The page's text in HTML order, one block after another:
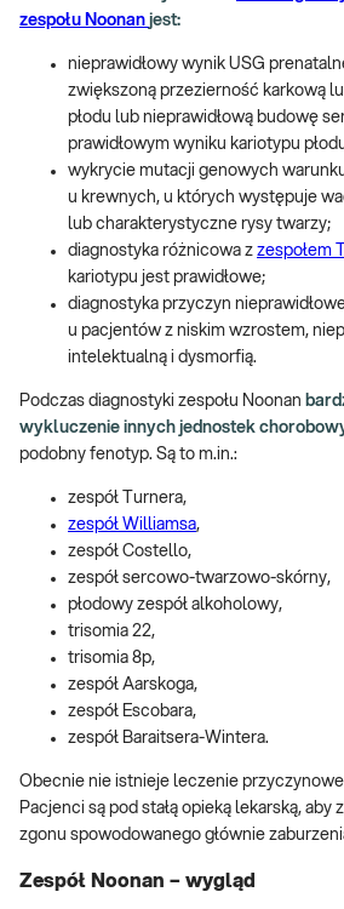
zespołu Noonan jest:
nieprawidłowy wynik USG
zwiększoną przezierność karkową
płodu lub nieprawidłową budowę
prawidłowym wyniku kariotypu
wykrycie mutacji genowych
u krewnych, u których występuje
lub charakterystyczne rysy twarzy;
diagnostyka różnicowa z zespołem
kariotypu jest prawidłowe;
diagnostyka przyczyn
u pacjentów z niskim wzrostem,
intelektualną i dysmorfią.
Podczas diagnostyki zespołu Noonan
wykluczenie innych jednostek
podobny fenotyp. Są to m.in.:
zespół Turnera,
zespół Williamsa,
zespół Costello,
zespół sercowo-twarzowo-skórny,
płodowy zespół alkoholowy,
trisomia 22,
trisomia 8p,
zespół Aarskoga,
zespół Escobara,
zespół Baraitsera-Wintera.
Obecnie nie istnieje leczenie przyczynowe
Pacjenci są pod stałą opieką lekarską,
zgonu spowodowanego głównie
Zespół Noonan – wygląd